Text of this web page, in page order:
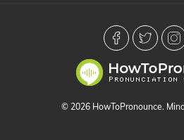
© 2026 HowToPronounce.